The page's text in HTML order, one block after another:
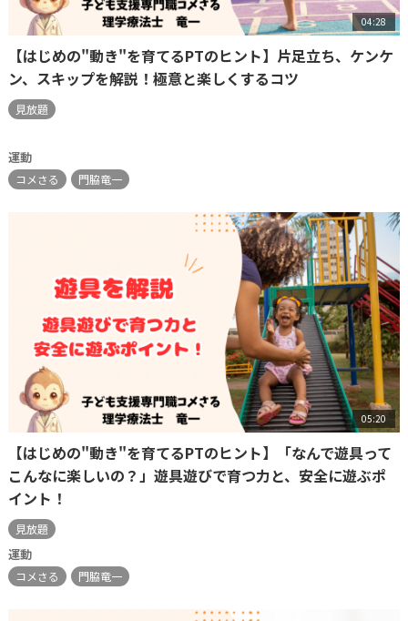
04:28
【はじめの"動き"を育てるPTのヒント】片足立ち、ケンケ
ン、スキップを解説！極意と楽しくするコツ
見放題
運動
コメさる 門脇竜一
05:20
【はじめの"動き"を育てるPTのヒント】「なんで遊具って
こんなに楽しいの？」遊具遊びで育つ力と、安全に遊ぶポ
イント！
見放題
運動
コメさる 門脇竜一